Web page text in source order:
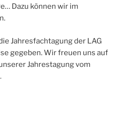
Dazu können wir im
Jahresfachtagung der LAG
gegeben. Wir freuen uns auf
Jahrestagung vom